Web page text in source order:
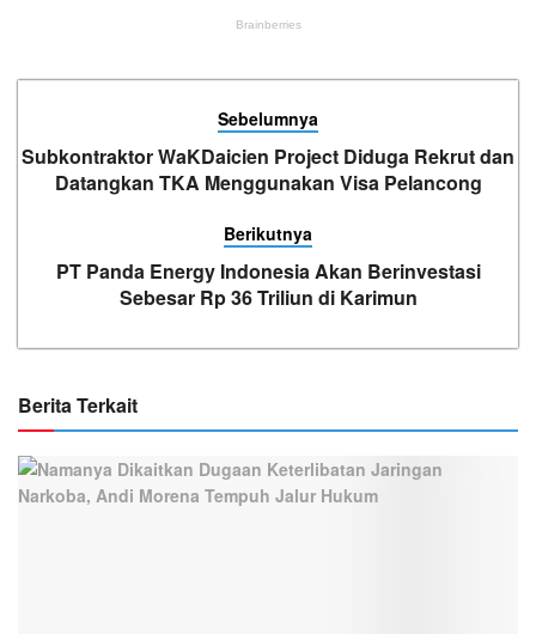
Sebelumnya
Subkontraktor WaKDaicien Project Diduga Rekrut dan
Datangkan TKA Menggunakan Visa Pelancong
Berikutnya
PT Panda Energy Indonesia Akan Berinvestasi
Sebesar Rp 36 Triliun di Karimun
Berita Terkait